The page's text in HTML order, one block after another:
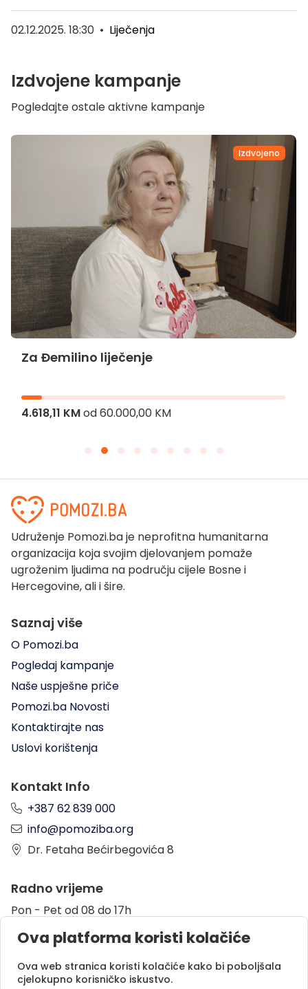
02.12.2025. 18:30 • Liječenja
Izdvojene kampanje
Pogledajte ostale aktivne kampanje
Izdvojeno
Za Đemilino liječenje
4.618,11 KMod60.000,00 KM
Udruženje Pomozi.ba je neprofitna humanitarna
organizacija koja svojim djelovanjem pomaže
ugroženim ljudima na području cijele Bosne i
Hercegovine, ali i šire.
Saznaj više
O Pomozi.ba
Pogledaj kampanje
Naše uspješne priče
Pomozi.ba Novosti
Kontaktirajte nas
Uslovi korištenja
Kontakt Info
+387 62 839 000
info@pomoziba.org
Dr. Fetaha Bećirbegovića 8
Radno vrijeme
Pon - Pet od 08 do 17h
Sub od 10 do 17h
Nedjelja - neradni dan
Ova platforma koristi kolačiće
Ova web stranica koristi kolačiće kako bi poboljšala
cjelokupno korisničko iskustvo.